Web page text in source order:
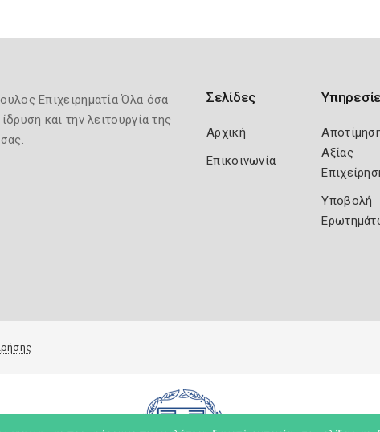
Επιχειρηματία Όλα όσα
και την λειτουργία της
Σελίδες
Αρχική
Επικοινωνία
Αξίας
Υποβολή